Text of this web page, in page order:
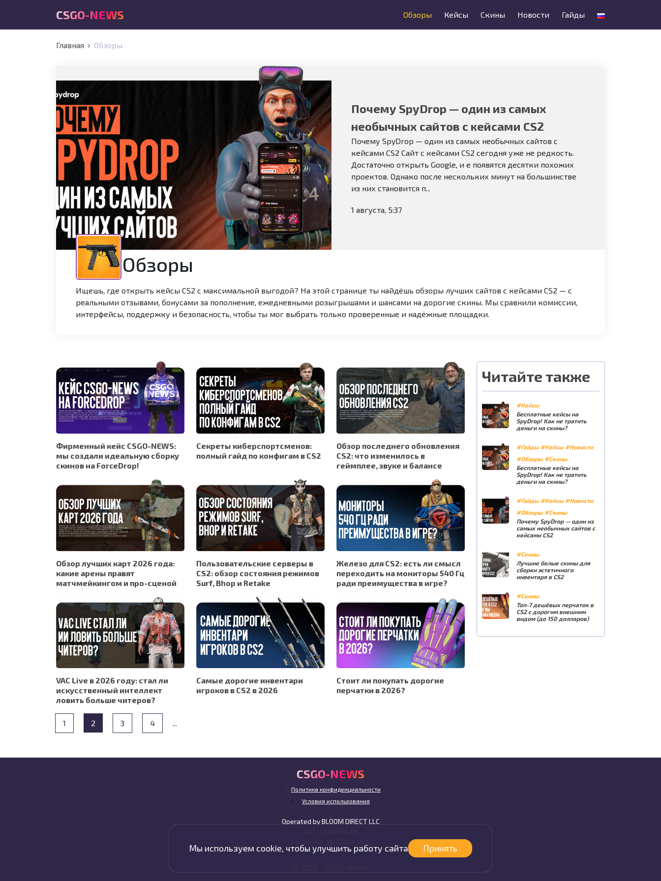
CSGO-NEWS Обзоры Кейсы Скины Новости Гайды
Главная Обзоры
Почему SpyDrop — один из самых
необычных сайтов с кейсами CS2
Почему SpyDrop — один из самых необычных сайтов с
кейсами CS2 Сайт с кейсами CS2 сегодня уже не редкость.
Достаточно открыть Google, и е появятся десятки похожих
проектов. Однако после нескольких минут на большинстве
из них становится п...
1 августа, 5:37
Обзоры
Ищешь, где открыть кейсы CS2 с максимальной выгодой? На этой странице ты найдёшь обзоры лучших сайтов с кейсами CS2 — с
реальными отзывами, бонусами за пополнение, ежедневными розыгрышами и шансами на дорогие скины. Мы сравнили комиссии,
интерфейсы, поддержку и безопасность, чтобы ты мог выбрать только проверенные и надёжные площадки.
Фирменный кейс CSGO-NEWS:
мы создали идеальную сборку
скинов на ForceDrop!
Секреты киберспортсменов:
полный гайд по конфигам в CS2
Обзор последнего обновления
CS2: что изменилось в
геймплее, звуке и балансе
Обзор лучших карт 2026 года:
какие арены правят
матчмейкингом и про-сценой
Пользовательские серверы в
CS2: обзор состояния режимов
Surf, Bhop и Retake
Железо для CS2: есть ли смысл
переходить на мониторы 540 Гц
ради преимущества в игре?
VAC Live в 2026 году: стал ли
искусственный интеллект
ловить больше читеров?
Самые дорогие инвентари
игроков в CS2 в 2026
Стоит ли покупать дорогие
перчатки в 2026?
1 2 3 4 ...
Читайте также
#Кейсы
Бесплатные кейсы на
SpyDrop! Как не тратить
деньги на скины?
#Гайды #Кейсы #Новости
#Обзоры #Скины
Бесплатные кейсы на
SpyDrop! Как не тратить
деньги на скины?
#Гайды #Кейсы #Новости
#Обзоры #Скины
Почему SpyDrop — один из
самых необычных сайтов с
кейсами CS2
#Скины
Лучшие белые скины для
сборки эстетичного
инвентаря в CS2
#Скины
Топ-7 дешёвых перчаток в
CS2 с дорогим внешним
видом (до 150 долларов)
CSGO-NEWS
Политика конфиденциальности
Условия использования
Operated by BLOOM DIRECT LLC
Мы используем cookie, чтобы улучшить работу сайта Принять